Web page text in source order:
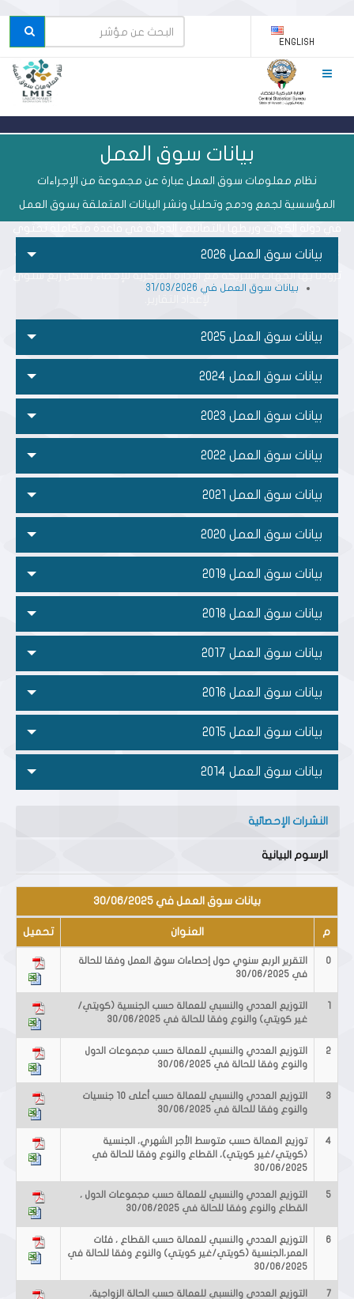
ENGLISH
بيانات سوق العمل
نظام معلومات سوق العمل عبارة عن مجموعة من الإجراءات
المؤسسية لجمع ودمج وتحليل ونشر البيانات المتعلقة بسوق العمل
على بيانات سجليه الكترونية تدمج البيانات المتصلة بسوق العمل والتي
تزودنا بها الجهات الشريكة مع الإدارة المركزية للإحصاء بشكل ربع سنوي
بيانات سوق العمل 2026
بيانات سوق العمل في 31/03/2026
بيانات سوق العمل 2025
بيانات سوق العمل 2024
بيانات سوق العمل 2023
بيانات سوق العمل 2022
بيانات سوق العمل 2021
بيانات سوق العمل 2020
بيانات سوق العمل 2019
بيانات سوق العمل 2018
بيانات سوق العمل 2017
بيانات سوق العمل 2016
بيانات سوق العمل 2015
بيانات سوق العمل 2014
النشرات الإحصائية
الرسوم البيانية
بيانات سوق العمل في 30/06/2025
م العنوان تحميل
0
التقرير الربع سنوي حول إحصاءات سوق العمل وفقا للحالة
في 30/06/2025
1
التوزيع العددي والنسبي للعمالة حسب الجنسية (كويتي/
غير كويتي) والنوع وفقا للحالة في 30/06/2025
2
التوزيع العددي والنسبي للعمالة حسب مجموعات الدول
والنوع وفقا للحالة في 30/06/2025
3
التوزيع العددي والنسبي للعمالة حسب أعلى 10 جنسيات
والنوع وفقا للحالة في 30/06/2025
4
توزيع العمالة حسب متوسط الأجر الشهري، الجنسية
(كويتي/غير كويتي)، القطاع والنوع وفقا للحالة في
30/06/2025
5
التوزيع العددي والنسبي للعمالة حسب مجموعات الدول ،
القطاع والنوع وفقا للحالة في 30/06/2025
6
التوزيع العددي والنسبي للعمالة حسب القطاع ، فئات
العمر،الجنسية (كويتي/غير كويتي) والنوع وفقا للحالة في
30/06/2025
7
التوزيع العددي والنسبي للعمالة حسب الحالة الزواجية،